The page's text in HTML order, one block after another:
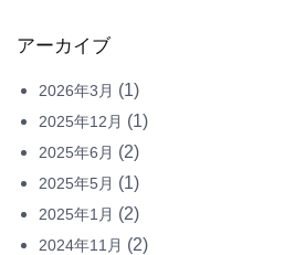
アーカイブ
2026年3月 (1)
2025年12月 (1)
2025年6月 (2)
2025年5月 (1)
2025年1月 (2)
2024年11月 (2)